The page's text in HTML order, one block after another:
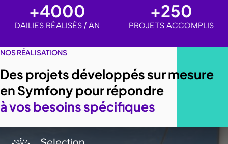
+4000
DAILIES RÉALISÉS / AN
+250
PROJETS ACCOMPLIS
NOS RÉALISATIONS
Des projets développés sur mesure
en Symfony pour répondre
à vos besoins spécifiques